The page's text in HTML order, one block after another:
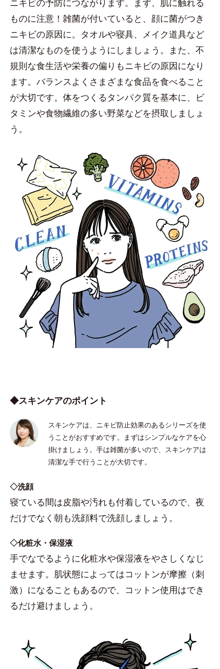
ニキビの予防につながります。まず、肌に触れる
ものに注意！雑菌が付いていると、顔に菌がつき
ニキビの原因に。タオルや寝具、メイク道具など
は清潔なものを使うようにしましょう。また、不
規則な食生活や栄養の偏りもニキビの原因になり
ます。バランスよくさまざまな食品を食べること
が大切です。体をつくるタンパク質を基本に、ビ
タミンや食物繊維の多い野菜などを摂取しましょ
う。
◆スキンケアのポイント
スキンケアは、ニキビ防止効果のあるシリーズを使
うことがおすすめです。まずはシンプルなケアを心
掛けましょう。手は雑菌が多いので、スキンケアは
清潔な手で行うことが大切です。
◇洗顔
寝ている間は皮脂や汚れも付着しているので、夜
だけでなく朝も洗顔料で洗顔しましょう。
◇化粧水・保湿液
手でなでるように化粧水や保湿液をやさしくなじ
ませます。肌状態によってはコットンが摩擦（刺
激）になることもあるので、コットン使用はでき
るだけ避けましょう。